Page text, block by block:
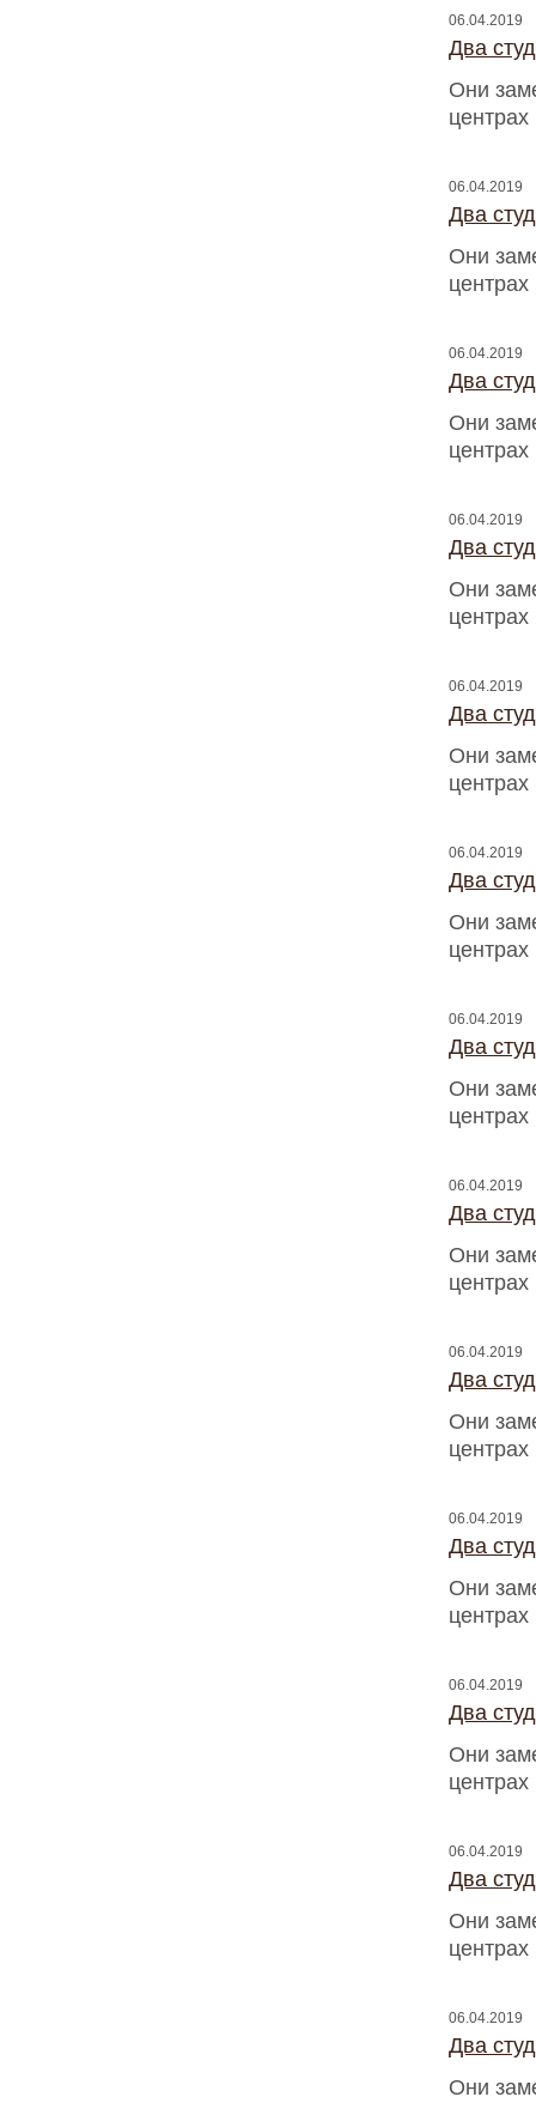
06.04.2019
Два
Они
центрах
06.04.2019
Два
Они
центрах
06.04.2019
Два
Они
центрах
06.04.2019
Два
Они
центрах
06.04.2019
Два
Они
центрах
06.04.2019
Два
Они
центрах
06.04.2019
Два
Они
центрах
06.04.2019
Два
Они
центрах
06.04.2019
Два
Они
центрах
06.04.2019
Два
Они
центрах
06.04.2019
Два
Они
центрах
06.04.2019
Два
Они
центрах
06.04.2019
Два
Они